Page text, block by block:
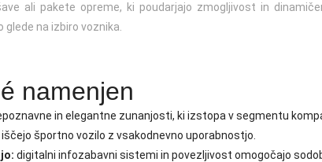
ali pakete opreme, ki poudarjajo zmogljivost in
na izbiro voznika.
namenjen
in elegantne zunanjosti, ki izstopa v segmentu
iščejo športno vozilo z vsakodnevno uporabnostjo.
digitalni infozabavni sistemi in povezljivost omogočajo